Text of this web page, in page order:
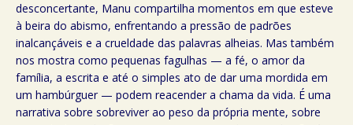
desconcertante, Manu compartilha momentos em que esteve
à beira do abismo, enfrentando a pressão de padrões
inalcançáveis e a crueldade das palavras alheias. Mas também
nos mostra como pequenas fagulhas — a fé, o amor da
família, a escrita e até o simples ato de dar uma mordida em
um hambúrguer — podem reacender a chama da vida. É uma
narrativa sobre sobreviver ao peso da própria mente, sobre